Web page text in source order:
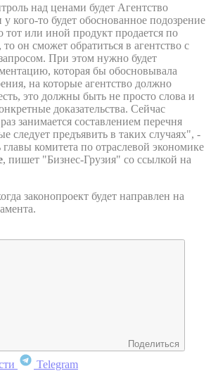
над ценами будет Агентство
кого-то будет обоснованное подозрение
тот или иной продукт продается по
он сможет обратиться в агентство с
При этом нужно будет
которая бы обосновывала
на которые агентство должно
это должны быть не просто слова и
доказательства. Сейчас
занимается составлением перечня
следует предъявить в таких случаях", -
главы комитета по отраслевой экономике
, пишет "Бизнес-Грузия" со ссылкой на
законопроект будет направлен на
Поделиться
Telegram